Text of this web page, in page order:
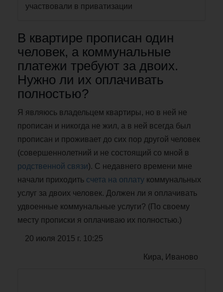
участвовали в приватизации
В квартире прописан один
человек, а коммунальные
платежи требуют за двоих.
Нужно ли их оплачивать
полностью?
Я являюсь владельцем квартиры, но в ней не
прописан и никогда не жил, а в ней всегда был
прописан и проживает до сих пор другой человек
(совершеннолетний и не состоящий со мной в
родственной связи). С недавнего времени мне
начали приходить счета на оплату коммунальных
услуг за двоих человек. Должен ли я оплачивать
удвоенные коммунальные услуги? (По своему
месту прописки я оплачиваю их полностью.)
20 июля 2015 г. 10:25
Кира, Иваново